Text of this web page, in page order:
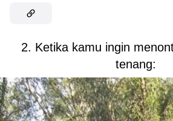
2. Ketika kamu ingin
tenang: